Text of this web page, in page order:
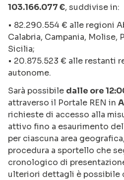
103.166.077 €, suddivise in:
• 82.290.554 € alle regioni
Calabria, Campania, Molise,
Sicilia;
• 20.875.523 € alle restanti
autonome.
Sarà possibile dalle ore
attraverso il Portale REN in
richieste di accesso alla
attivo fino a esaurimento
per ciascuna area
procedura a sportello che
cronologico di
ulteriori dettagli è possibile